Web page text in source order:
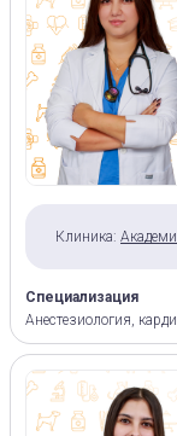
Клиника:
Специализация
Анестезиология,